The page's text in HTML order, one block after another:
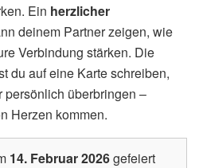
Ein herzlicher
deinem Partner zeigen, wie
Verbindung stärken. Die
du auf eine Karte schreiben,
überbringen –
Herzen kommen.
14. Februar 2026gefeiert